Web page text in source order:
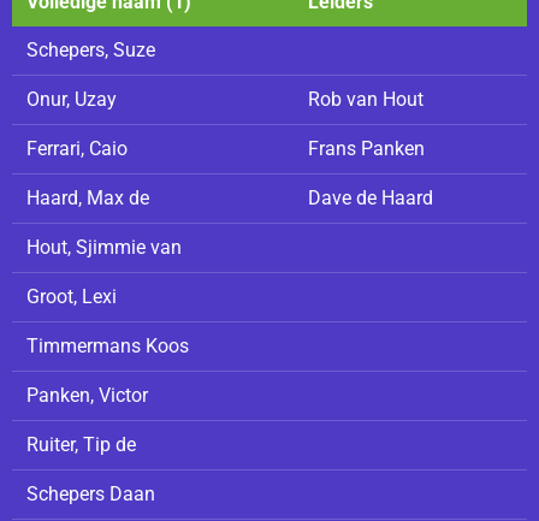
Schepers, Suze
Onur, Uzay Rob van Hout
Ferrari, Caio Frans Panken
Haard, Max de Dave de Haard
Hout, Sjimmie van
Groot, Lexi
Timmermans Koos
Panken, Victor
Ruiter, Tip de
Schepers Daan